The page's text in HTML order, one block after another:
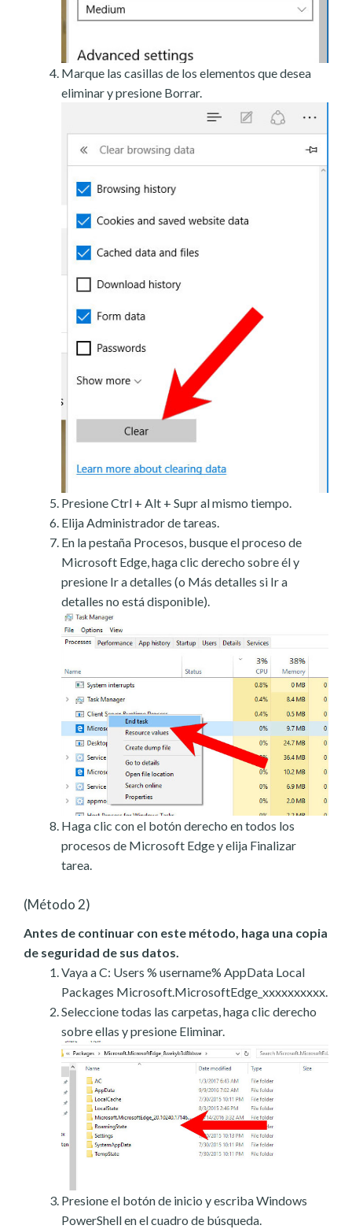
Marque las casillas de los elementos que desea
eliminar y presione Borrar.
Presione Ctrl + Alt + Supr al mismo tiempo.
Elija Administrador de tareas.
En la pestaña Procesos, busque el proceso de
Microsoft Edge, haga clic derecho sobre él y
presione Ir a detalles (o Más detalles si Ir a
detalles no está disponible).
Haga clic con el botón derecho en todos los
procesos de Microsoft Edge y elija Finalizar
tarea.
(Método 2)
Antes de continuar con este método, haga una copia
de seguridad de sus datos.
Vaya a C: Users % username% AppData Local
Packages Microsoft.MicrosoftEdge_xxxxxxxxxx.
Seleccione todas las carpetas, haga clic derecho
sobre ellas y presione Eliminar.
Presione el botón de inicio y escriba Windows
PowerShell en el cuadro de búsqueda.